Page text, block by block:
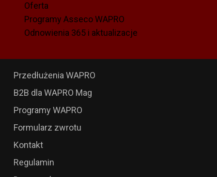
Oferta
Programy Asseco WAPRO
Odnowienia 365 i aktualizacje
Przedłużenia WAPRO
B2B dla WAPRO Mag
Programy WAPRO
Formularz zwrotu
Kontakt
Regulamin